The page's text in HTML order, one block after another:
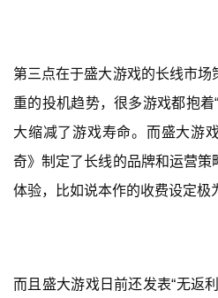
闲
游
戏
2
第
第三点在于盛大游戏的长线市
重的投机趋势，很多游戏都抱着
大缩减了游戏寿命。而盛大游
奇》制定了长线的品牌和运营策
体验，比如说本作的收费设定极
而且盛大游戏日前还发表“无返